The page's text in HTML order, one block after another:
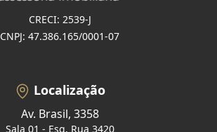
CRECI: 2539-J
CNPJ: 47.386.165/0001-07
Localização
Av. Brasil, 3358
Sala 01 - Esq. Rua 3420